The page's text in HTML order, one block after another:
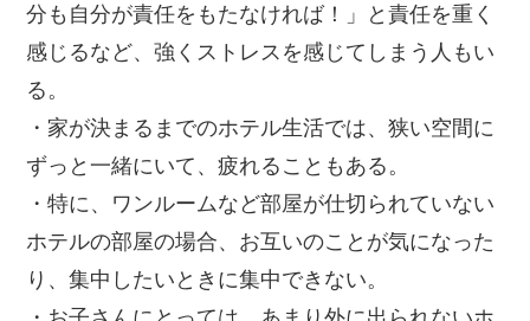
分も自分が責任をもたなければ！」と責任を重く
感じるなど、強くストレスを感じてしまう人もい
る。
・家が決まるまでのホテル生活では、狭い空間に
ずっと一緒にいて、疲れることもある。
・特に、ワンルームなど部屋が仕切られていない
ホテルの部屋の場合、お互いのことが気になった
り、集中したいときに集中できない。